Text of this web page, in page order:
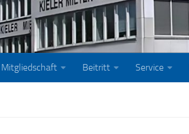
Mitgliedschaft Beitritt Service